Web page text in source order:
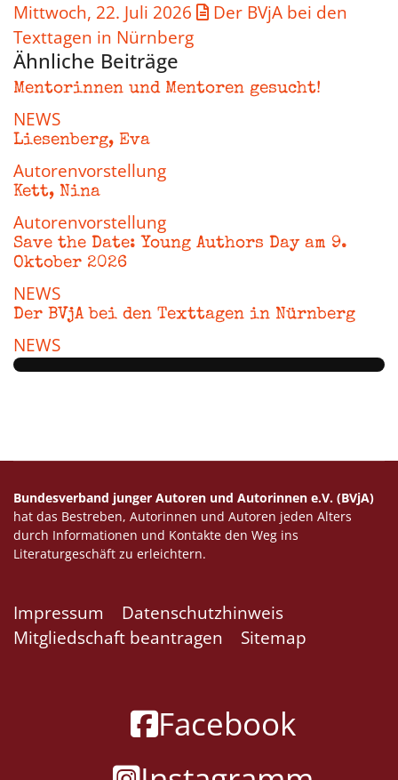
Mittwoch, 22. Juli 2026
Der BVjA bei den
Texttagen in Nürnberg
Ähnliche Beiträge
Mentorinnen und Mentoren gesucht!
NEWS
Liesenberg, Eva
Autorenvorstellung
Kett, Nina
Autorenvorstellung
Save the Date: Young Authors Day am 9.
Oktober 2026
NEWS
Der BVjA bei den Texttagen in Nürnberg
NEWS
Bundesverband junger Autoren und Autorinnen e.V. (BVjA)
hat das Bestreben, Autorinnen und Autoren jeden Alters
durch Informationen und Kontakte den Weg ins
Literaturgeschäft zu erleichtern.
Impressum
Datenschutzhinweis
Mitgliedschaft beantragen
Sitemap
Facebook